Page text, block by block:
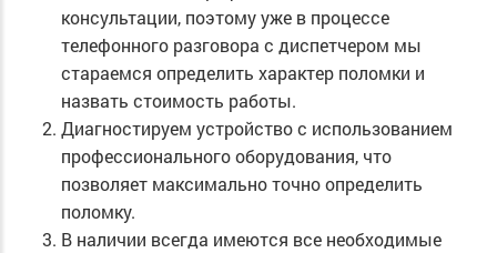
консультации, поэтому уже в процессе
телефонного разговора с диспетчером мы
стараемся определить характер поломки и
назвать стоимость работы.
Диагностируем устройство с использованием
профессионального оборудования, что
позволяет максимально точно определить
поломку.
В наличии всегда имеются все необходимые